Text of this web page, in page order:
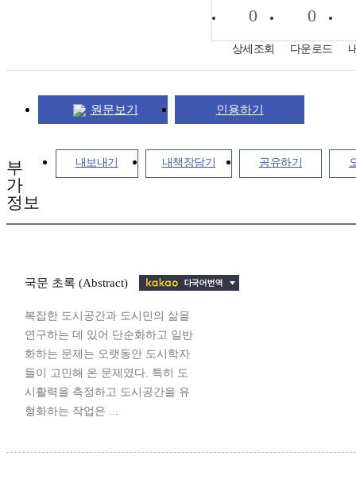
0
상세조회
0
다운로드
원문보기 인용하기
내보내기 내책장담기 공유하기
부
가
정보
국문 초록 (Abstract)
복잡한 도시공간과 도시민의 삶을
연구하는 데 있어 단순화하고 일반
화하는 문제는 오랫동안 도시학자
들이 고민해 온 문제였다. 특히 도
시활력을 측정하고 도시공간을 유
형화하는 작업은 ...